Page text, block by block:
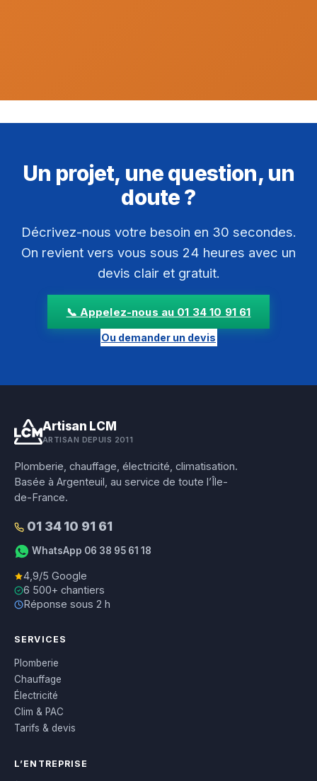
Un projet, une question, un
doute ?
Décrivez-nous votre besoin en 30 secondes.
On revient vers vous sous 24 heures avec un
devis clair et gratuit.
📞 Appelez-nous au 01 34 10 91 61
Ou demander un devis
Artisan LCM
ARTISAN DEPUIS 2011
Plomberie, chauffage, électricité, climatisation.
Basée à Argenteuil, au service de toute l’Île-
de-France.
01 34 10 91 61
WhatsApp 06 38 95 61 18
4,9/5 Google
6 500+ chantiers
Réponse sous 2 h
SERVICES
Plomberie
Chauffage
Électricité
Clim & PAC
Tarifs & devis
L’ENTREPRISE